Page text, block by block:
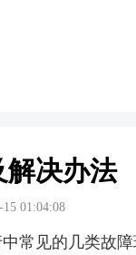
解决办法
15 01:04:08
常见的几类故